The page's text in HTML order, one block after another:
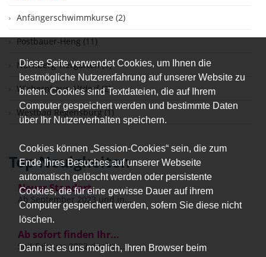
Diese Seite verwendet Cookies, um Ihnen die
bestmögliche Nutzererfahrung auf unserer Website zu
bieten. Cookies sind Textdateien, die auf Ihrem
Computer gespeichert werden und bestimmte Daten
über Ihr Nutzerverhalten speichern.
Cookies können „Session-Cookies“ sein, die zum
Ende Ihres Besuches auf unserer Webseite
automatisch gelöscht werden oder persistente
Cookies, die für eine gewisse Dauer auf ihrem
Computer gespeichert werden, sofern Sie diese nicht
löschen.
Dann ist es uns möglich, Ihren Browser beim
Anfängerschwimmkurse (2)
Postbauer-Heng (11)
Nürnberg Tiergarten (1)
Wichernhaus Altdorf (2)
Westbad Regensburg (1)
Top Neuigkeiten
Neuer Standort...
Ab September 2023 und in...
Ab sofort finden Ihr...
Seit Februar 2022 dürfen...